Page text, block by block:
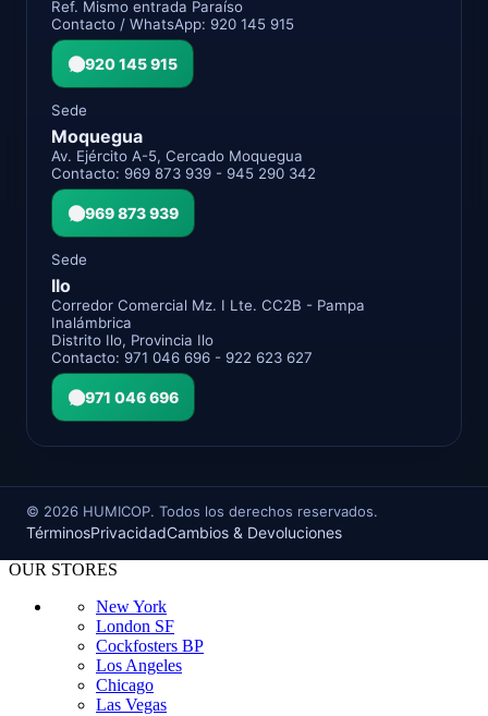
Ref. Mismo entrada Paraíso
Contacto / WhatsApp: 920 145 915
920 145 915
Sede
Moquegua
Av. Ejército A-5, Cercado Moquegua
Contacto: 969 873 939 - 945 290 342
969 873 939
Sede
Ilo
Corredor Comercial Mz. I Lte. CC2B - Pampa
Inalámbrica
Distrito Ilo, Provincia Ilo
Contacto: 971 046 696 - 922 623 627
971 046 696
© 2026 HUMICOP. Todos los derechos reservados.
TérminosPrivacidadCambios & Devoluciones
OUR STORES
New York
London SF
Cockfosters BP
Los Angeles
Chicago
Las Vegas